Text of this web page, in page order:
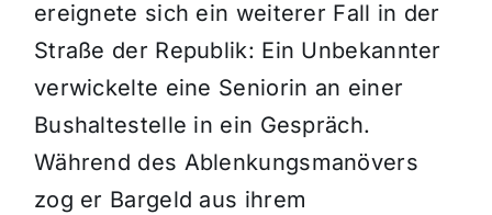
ereignete sich ein weiterer Fall in der
Straße der Republik: Ein Unbekannter
verwickelte eine Seniorin an einer
Bushaltestelle in ein Gespräch.
Während des Ablenkungsmanövers
zog er Bargeld aus ihrem